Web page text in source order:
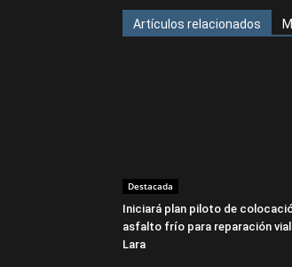
Artículos relacionados
Destacada
Iniciará plan piloto de
asfalto frío para reparación vial
Lara